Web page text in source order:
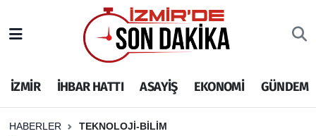
İZMİR İHBAR HATTI ASAYİŞ EKONOMİ GÜNDEM
HABERLER TEKNOLOJİ-BİLİM
İHBAR HATTI
DEPREM
İzmir Nöbetçi Eczaneler
İzmir Hava Durumu
İzmir Namaz Vakitleri